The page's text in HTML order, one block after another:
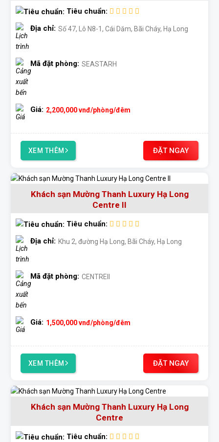
Tiêu chuẩn:
Địa chỉ: Số 47, Lô N8-1, Cái Dăm, Bãi Cháy, Hạ Long
Mã đặt phòng: SEASTARH
Giá: 2,200,000vnđ/phòng/đêm
XEM THÊM ĐẶT NGAY
Khách sạn Mường Thanh Luxury Hạ Long
Centre II
Tiêu chuẩn:
Địa chỉ: Khu 2, đường Hạ Long, Bãi Cháy, Hạ Long
Mã đặt phòng: CENTREII
Giá: 1,500,000vnđ/phòng/đêm
XEM THÊM ĐẶT NGAY
Khách sạn Mường Thanh Luxury Hạ Long
Centre
Tiêu chuẩn: